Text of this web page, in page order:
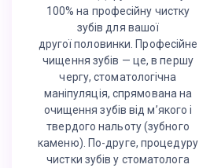
100% на професійну чистку
зубів для вашої
другої половинки. Професійне
чищення зубів — це, в першу
чергу, стоматологічна
маніпуляція, спрямована на
очищення зубів від м’якого і
твердого нальоту (зубного
каменю). По-друге, процедуру
чистки зубів у стоматолога